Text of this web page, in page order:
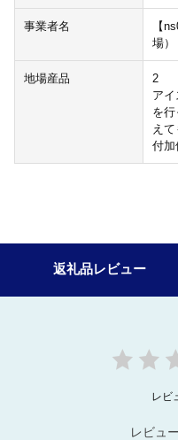
事業者名
【
場）
地場産品
2
ア
を
え
付加
返礼品レビュー
レビ
レビュ